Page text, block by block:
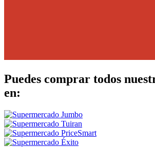
Puedes comprar todos
en: